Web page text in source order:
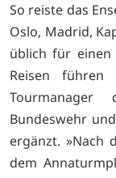
So reiste das
Oslo, Madrid,
üblich für einen
Reisen
Bundeswehr
ergänzt. »Nach
dem